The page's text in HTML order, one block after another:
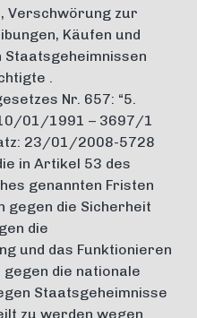
Verschwörung zur
Käufen und
.
Nr. 657: “5.
01/1991 – 3697/1
23/01/2008-5728
in Artikel 53 des
genannten Fristen
gegen die Sicherheit
die
und das Funktionieren
die nationale
Staatsgeheimnisse
zu werden wegen